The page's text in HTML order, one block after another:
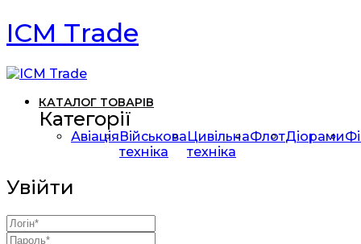
ICM Trade
КАТАЛОГ ТОВАРІВ
Категорії
АвіаціяВійськова
техніка
Цивільна
техніка
ФлотДіорами
Увійти